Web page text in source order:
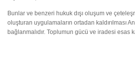
Bunlar ve benzeri hukuk dışı oluşum ve
oluşturan uygulamaların ortadan kaldırılması
bağlanmalıdır. Toplumun gücü ve iradesi esas